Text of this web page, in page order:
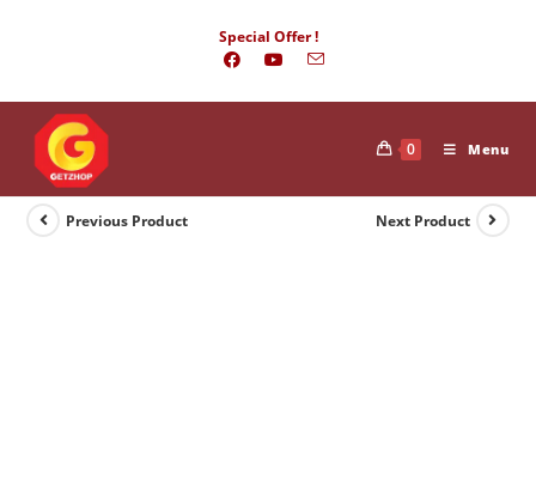
Special Offer !
0 Menu
Previous Product Next Product